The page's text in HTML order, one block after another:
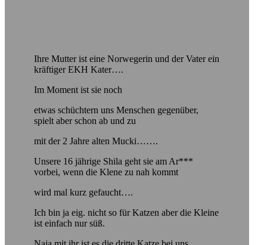
Ihre Mutter ist eine Norwegerin und der Vater ein
kräftiger EKH Kater….
Im Moment ist sie noch
etwas schüchtern uns Menschen gegenüber,
spielt aber schon ab und zu
mit der 2 Jahre alten Mucki…….
Unsere 16 jährige Shila geht sie am Ar***
vorbei, wenn die Klene zu nah kommt
wird mal kurz gefaucht….
Ich bin ja eig. nicht so für Katzen aber die Kleine
ist einfach nur süß.